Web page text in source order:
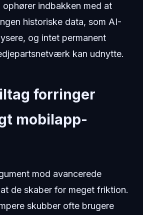
ophører indbakken med at
historiske data, som AI-
og intet permanent
kan udnytte.
forringer
mobilapp-
mod avancerede
de skaber for meget friktion.
skubber ofte brugere